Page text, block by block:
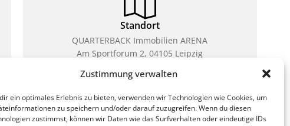
Zustimmung verwalten
ein optimales Erlebnis zu bieten, verwenden wir Technologien wie Cookies, um
zu speichern und/oder darauf zuzugreifen. Wenn du diesen
zustimmst, können wir Daten wie das Surfverhalten oder eindeutige IDs
Standort
QUARTERBACK Immobilien ARENA
Am Sportforum 2, 04105 Leipzig
Sie erreichen uns mit dem Öffentlichen Nahverkehr:
Waldplatz/Arena. Kostenfreies Parken ist während
des Ticketkaufs möglich.